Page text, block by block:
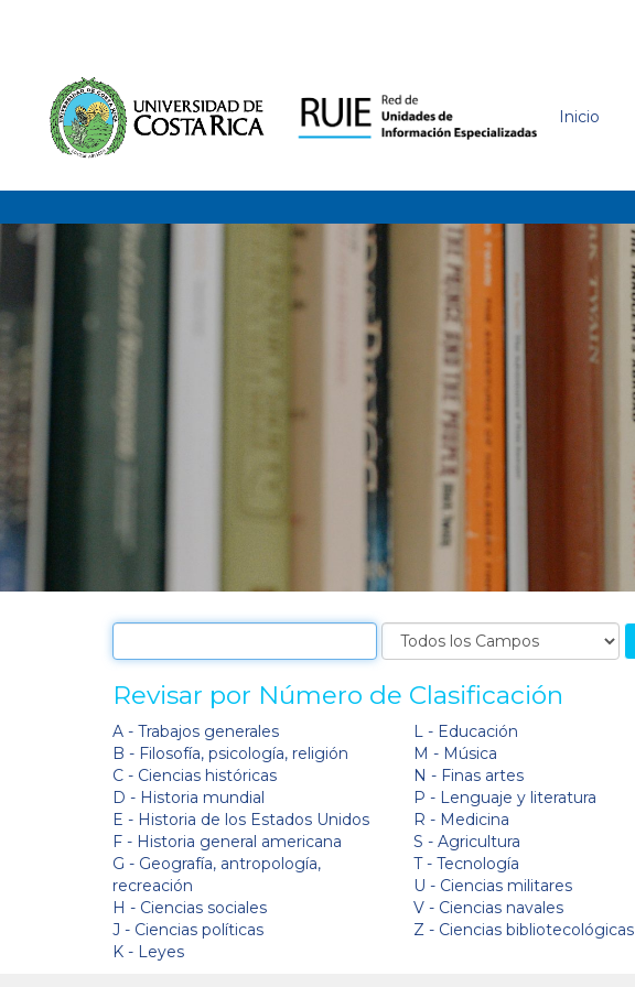
Inicio
Revisar por Número de Clasificación
A - Trabajos generales
B - Filosofía, psicología, religión
C - Ciencias históricas
D - Historia mundial
E - Historia de los Estados Unidos
F - Historia general americana
G - Geografía, antropología,
recreación
H - Ciencias sociales
J - Ciencias políticas
K - Leyes
L - Educación
M - Música
N - Finas artes
P - Lenguaje y literatura
R - Medicina
S - Agricultura
T - Tecnología
U - Ciencias militares
V - Ciencias navales
Z - Ciencias bibliotecológicas